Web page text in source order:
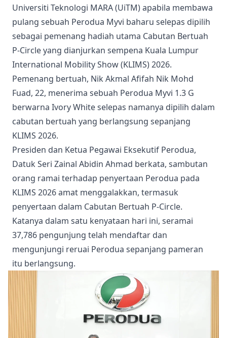
Universiti Teknologi MARA (UiTM) apabila membawa
pulang sebuah Perodua Myvi baharu selepas dipilih
sebagai pemenang hadiah utama Cabutan Bertuah
P-Circle yang dianjurkan sempena Kuala Lumpur
International Mobility Show (KLIMS) 2026.
Pemenang bertuah, Nik Akmal Afifah Nik Mohd
Fuad, 22, menerima sebuah Perodua Myvi 1.3 G
berwarna Ivory White selepas namanya dipilih dalam
cabutan bertuah yang berlangsung sepanjang
KLIMS 2026.
Presiden dan Ketua Pegawai Eksekutif Perodua,
Datuk Seri Zainal Abidin Ahmad berkata, sambutan
orang ramai terhadap penyertaan Perodua pada
KLIMS 2026 amat menggalakkan, termasuk
penyertaan dalam Cabutan Bertuah P-Circle.
Katanya dalam satu kenyataan hari ini, seramai
37,786 pengunjung telah mendaftar dan
mengunjungi reruai Perodua sepanjang pameran
itu berlangsung.